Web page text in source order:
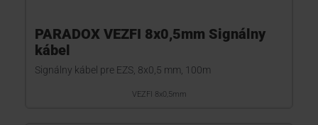
PARADOX VEZFI 8x0,5mm Signálny
kábel
Signálny kábel pre EZS, 8x0,5 mm, 100m
VEZFI 8x0,5mm